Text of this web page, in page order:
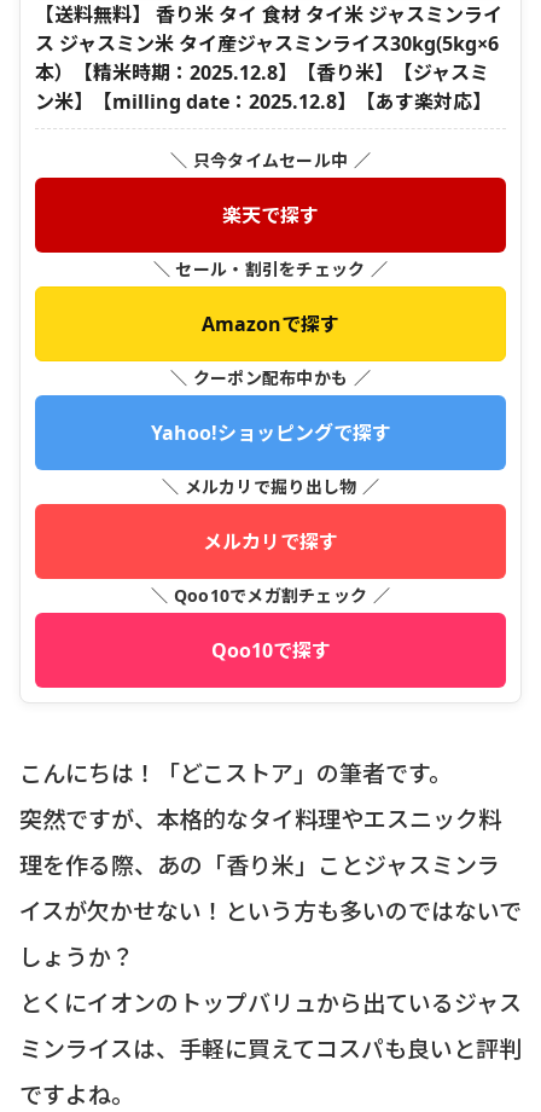
【送料無料】 香り米 タイ 食材 タイ米 ジャスミンライ
ス ジャスミン米 タイ産ジャスミンライス30kg(5kg×6
本）【精米時期：2025.12.8】【香り米】【ジャスミ
ン米】【milling date：2025.12.8】【あす楽対応】
＼ 只今タイムセール中 ／
楽天で探す
＼ セール・割引をチェック ／
Amazonで探す
＼ クーポン配布中かも ／
Yahoo!ショッピングで探す
＼ メルカリで掘り出し物 ／
メルカリで探す
＼ Qoo10でメガ割チェック ／
Qoo10で探す
こんにちは！「どこストア」の筆者です。
突然ですが、本格的なタイ料理やエスニック料
理を作る際、あの「香り米」ことジャスミンラ
イスが欠かせない！という方も多いのではないで
しょうか？
とくにイオンのトップバリュから出ているジャス
ミンライスは、手軽に買えてコスパも良いと評判
ですよね。